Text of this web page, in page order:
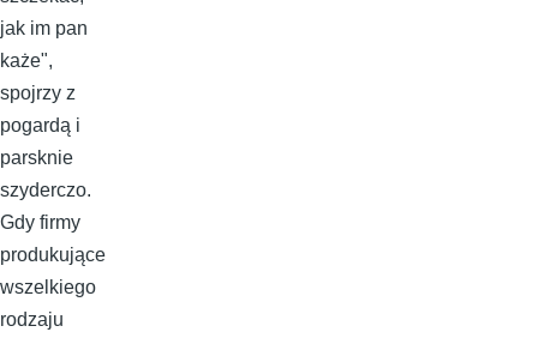
jak im pan
każe",
spojrzy z
pogardą i
parsknie
szyderczo.
Gdy firmy
produkujące
wszelkiego
rodzaju